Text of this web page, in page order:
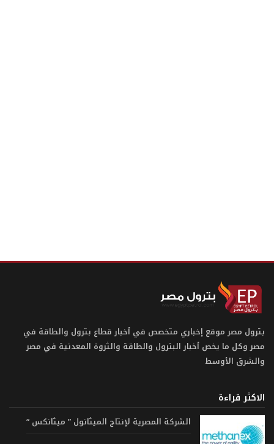
بترول مصر موقع إخباري متخصص في أخبار قطاع بترول والطاقة في
مصر وكل ما يخص أخبار البترول والطاقة والثروة المعدنية في مصر
والشرق الأوسط
الاكثر قراءة
الشركة المصرية لإنتاج الميثانول ” ميثانكس “